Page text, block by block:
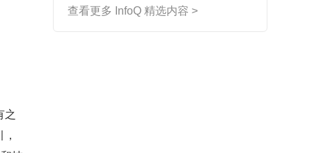
之
查看更多 InfoQ 精选内容 >